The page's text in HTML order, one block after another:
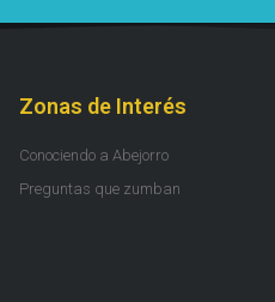
Zonas de Interés
Conociendo a Abejorro
Preguntas que zumban